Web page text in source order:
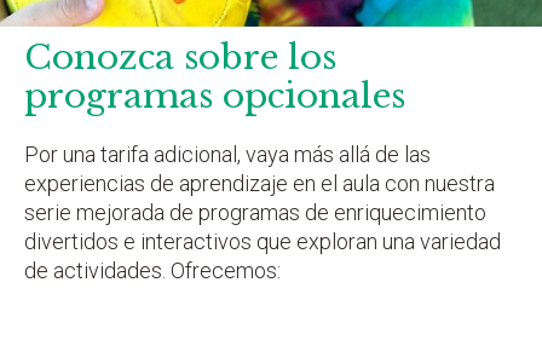
Conozca sobre los
programas opcionales
Por una tarifa adicional, vaya más allá de las
experiencias de aprendizaje en el aula con nuestra
serie mejorada de programas de enriquecimiento
divertidos e interactivos que exploran una variedad
de actividades. Ofrecemos: